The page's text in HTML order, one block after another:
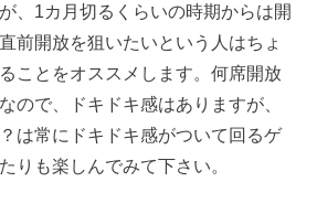
、1カ月切るくらいの時期からは開
前開放を狙いたいという人はちょ
ことをオススメします。何席開放
ので、ドキドキ感はありますが、
は常にドキドキ感がついて回るゲ
りも楽しんでみて下さい。